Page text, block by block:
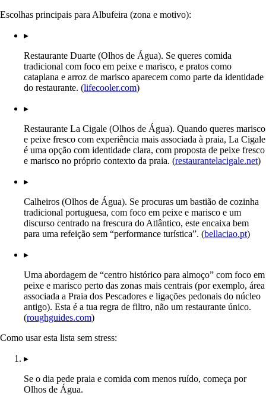
Escolhas principais para Albufeira (zona e motivo):
▸
Restaurante Duarte (Olhos de Água). Se queres comida
tradicional com foco em peixe e marisco, e pratos como
cataplana e arroz de marisco aparecem como parte da identidade
do restaurante. (lifecooler.com)
▸
Restaurante La Cigale (Olhos de Água). Quando queres marisco
e peixe fresco com experiência mais associada à praia, La Cigale
é uma opção com identidade clara, com proposta de peixe fresco
e marisco no próprio contexto da praia. (restaurantelacigale.net)
▸
Calheiros (Olhos de Água). Se procuras um bastião de cozinha
tradicional portuguesa, com foco em peixe e marisco e um
discurso centrado na frescura do Atlântico, este encaixa bem
para uma refeição sem “performance turística”. (bellaciao.pt)
▸
Uma abordagem de “centro histórico para almoço” com foco em
peixe e marisco perto das zonas mais centrais (por exemplo, área
associada a Praia dos Pescadores e ligações pedonais do núcleo
antigo). Esta é a tua regra de filtro, não um restaurante único.
(roughguides.com)
Como usar esta lista sem stress:
▸
Se o dia pede praia e comida com menos ruído, começa por
Olhos de Água.